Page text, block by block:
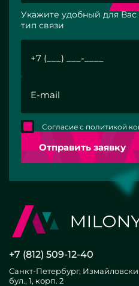
Укажите удобный для Вас
тип связи
Отправить заявку
Согласие с политикой
+7 (812) 509-12-40
Санкт-Петербург,
бул., 1, корп. 2